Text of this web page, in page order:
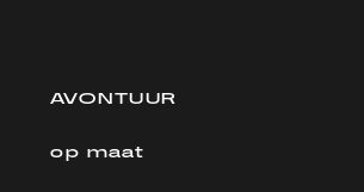
AVONTUUR
op maat